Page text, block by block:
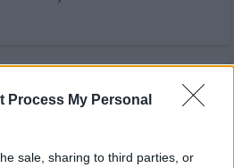
Process My Personal
sale, sharing to third parties, or
De Dovleci, Napi Si Fasole